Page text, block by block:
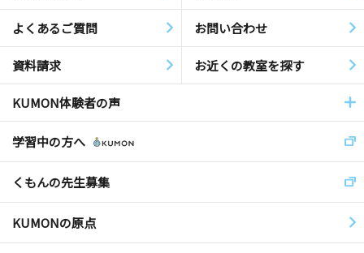
よくあるご質問 お問い合わせ
資料請求 お近くの教室を探す
KUMON体験者の声
学習中の方へ
くもんの先生募集
KUMONの原点